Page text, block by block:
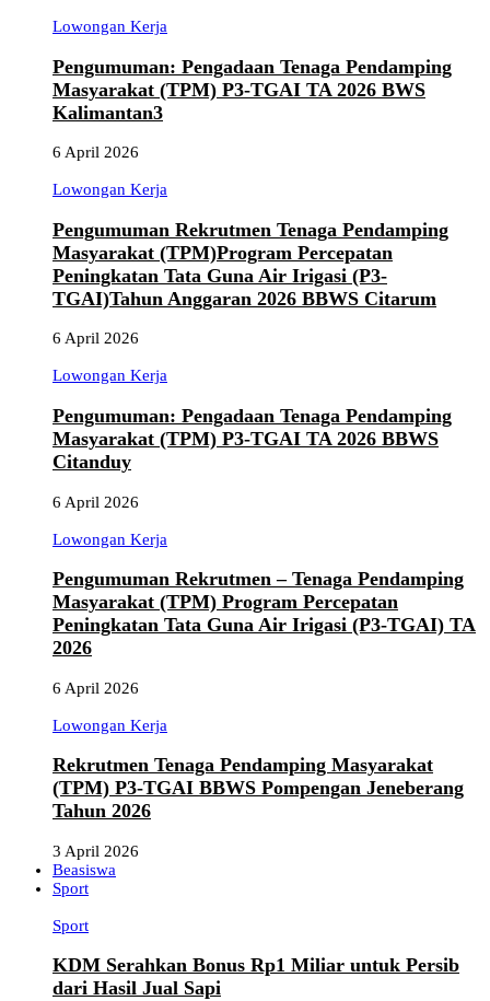
Lowongan Kerja
Pengumuman: Pengadaan Tenaga Pendamping
Masyarakat (TPM) P3-TGAI TA 2026 BWS
Kalimantan3
6 April 2026
Lowongan Kerja
Pengumuman Rekrutmen Tenaga Pendamping
Masyarakat (TPM)Program Percepatan
Peningkatan Tata Guna Air Irigasi (P3-
TGAI)Tahun Anggaran 2026 BBWS Citarum
6 April 2026
Lowongan Kerja
Pengumuman: Pengadaan Tenaga Pendamping
Masyarakat (TPM) P3-TGAI TA 2026 BBWS
Citanduy
6 April 2026
Lowongan Kerja
Pengumuman Rekrutmen – Tenaga Pendamping
Masyarakat (TPM) Program Percepatan
Peningkatan Tata Guna Air Irigasi (P3-TGAI) TA
2026
6 April 2026
Lowongan Kerja
Rekrutmen Tenaga Pendamping Masyarakat
(TPM) P3-TGAI BBWS Pompengan Jeneberang
Tahun 2026
3 April 2026
Beasiswa
Sport
Sport
KDM Serahkan Bonus Rp1 Miliar untuk Persib
dari Hasil Jual Sapi